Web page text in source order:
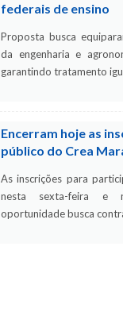
federais de ensino
Proposta busca
da engenharia e
garantindo tratamento
Encerram hoje as
público do Crea
As inscrições para
nesta sexta-feira e
oportunidade busca